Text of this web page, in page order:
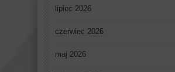
lipiec 2026
czerwiec 2026
maj 2026